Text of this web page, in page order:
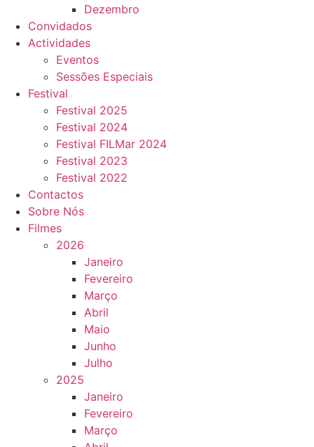
Dezembro
Convidados
Actividades
Eventos
Sessões Especiais
Festival
Festival 2025
Festival 2024
Festival FILMar 2024
Festival 2023
Festival 2022
Contactos
Sobre Nós
Filmes
2026
Janeiro
Fevereiro
Março
Abril
Maio
Junho
Julho
2025
Janeiro
Fevereiro
Março